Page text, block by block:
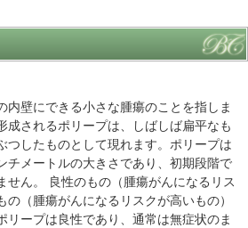
内壁にできる小さな腫瘍のことを指しま
成されるポリープは、しばしば扁平なも
つしたものとして現れます。ポリープは
チメートルの大きさであり、初期段階で
せん。 良性のもの（腫瘍がんになるリス
（腫瘍がんになるリスクが高いもの）
リープは良性であり、通常は無症状のま